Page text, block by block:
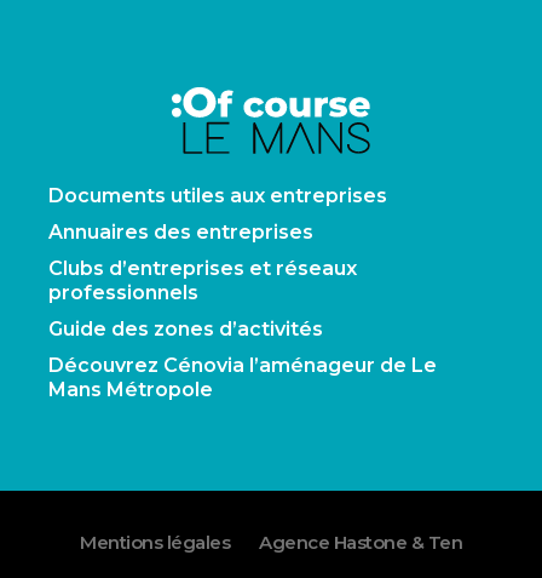
Documents utiles aux entreprises
Annuaires des entreprises
Clubs d’entreprises et réseaux
professionnels
Guide des zones d’activités
Découvrez Cénovia l’aménageur de Le
Mans Métropole
Mentions légales Agence Hastone & Ten